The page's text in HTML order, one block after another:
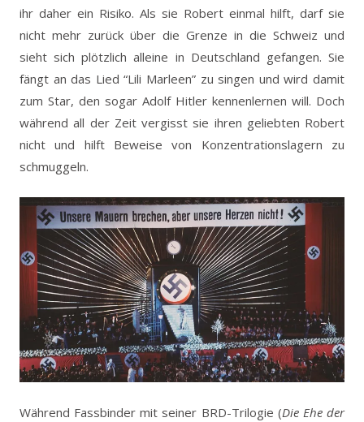
ihr daher ein Risiko. Als sie Robert einmal hilft, darf sie
nicht mehr zurück über die Grenze in die Schweiz und
sieht sich plötzlich alleine in Deutschland gefangen. Sie
fängt an das Lied “Lili Marleen” zu singen und wird damit
zum Star, den sogar Adolf Hitler kennenlernen will. Doch
während all der Zeit vergisst sie ihren geliebten Robert
nicht und hilft Beweise von Konzentrationslagern zu
schmuggeln.
Während Fassbinder mit seiner BRD-Trilogie (Die Ehe der